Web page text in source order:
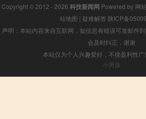
Copyright © 2012 - 2026 科技新闻网 Powered by 网
站地图 | 疑难解答 陕ICP备
声明：本站内容来自互联网，如信息有错误可发邮件
会及时纠正，谢谢
本站仅为个人兴趣爱好，不接盈利性
小男孩